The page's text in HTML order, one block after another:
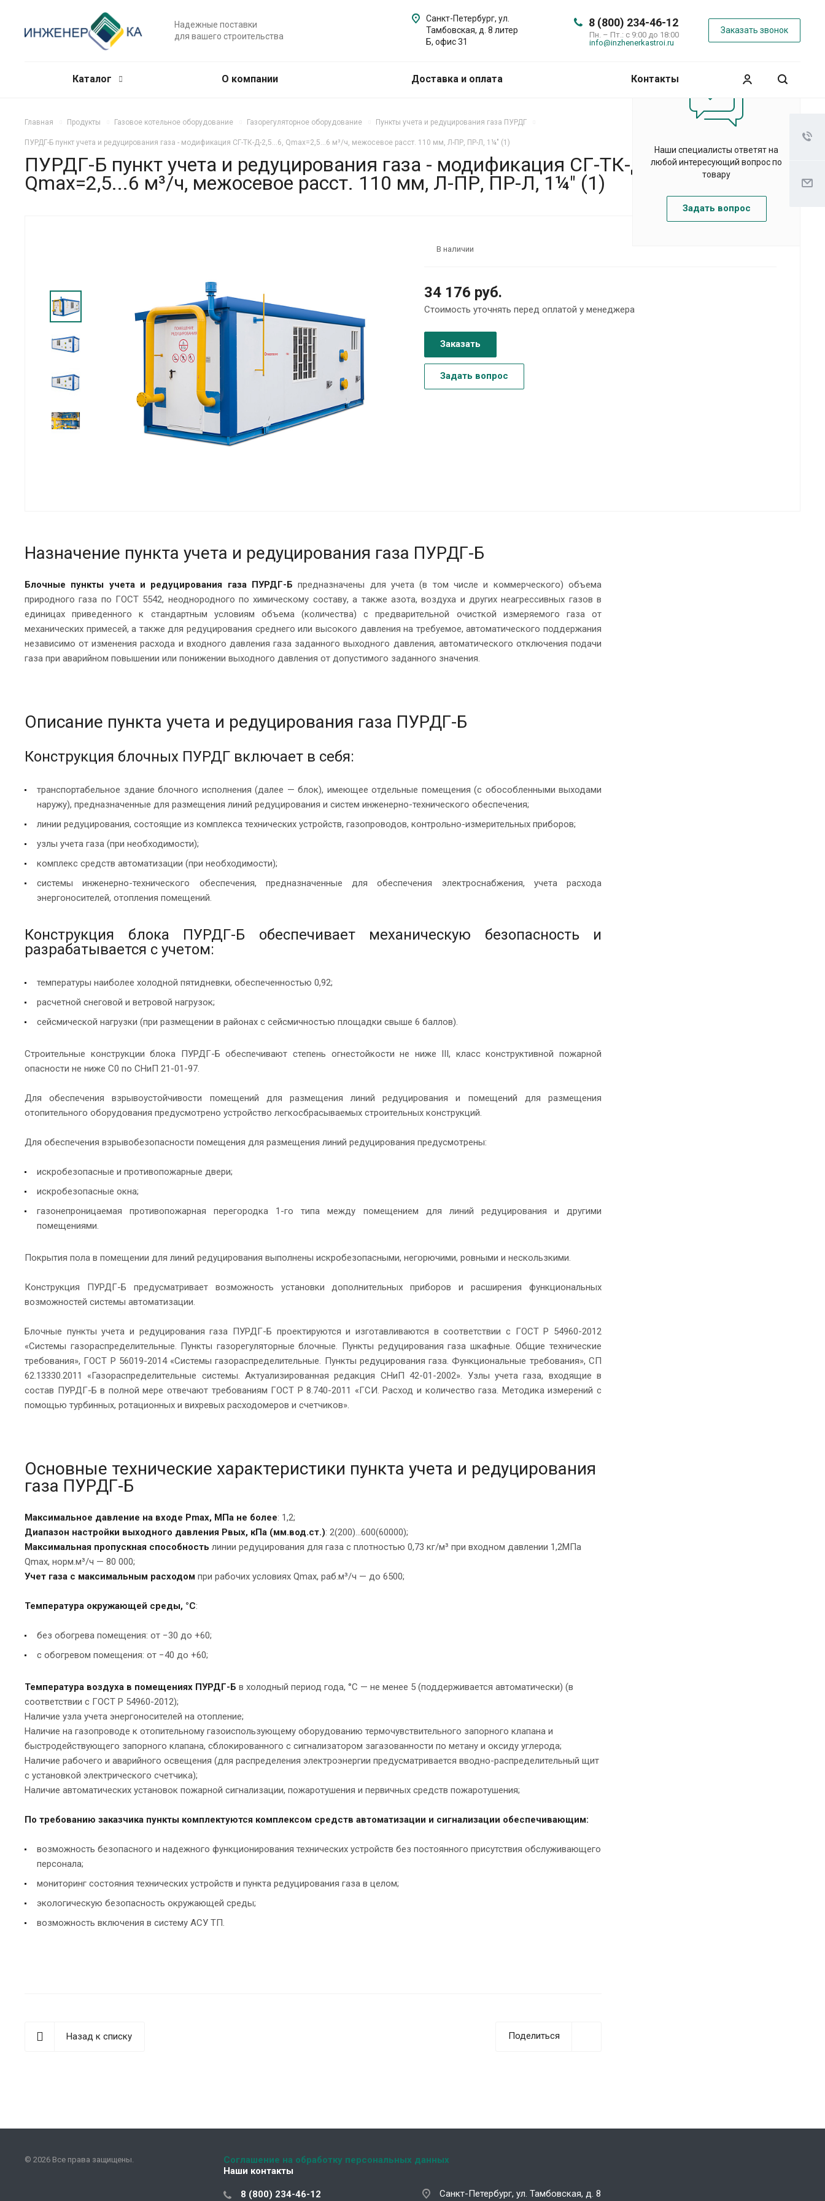
Надежные поставки
для вашего строительства
8 (800) 234-46-12
Пн. – Пт.: с 9:00 до 18:00
info@inzhenerkastroi.ru
Заказать звонок
Санкт-Петербург, ул.
Тамбовская, д. 8 литер
Б, офис 31
Каталог О компании Доставка и оплата Контакты
Главная Продукты Газовое котельное оборудование Газорегуляторное оборудование Пункты учета и редуцирования газа ПУРДГ
ПУРДГ-Б пункт учета и редуцирования газа - модификация СГ-ТК-Д-2,5...6, Qmax=2,5...6 м³/ч, межосевое расст. 110 мм, Л-ПР, ПР-Л, 1¼" (1)
ПУРДГ-Б пункт учета и редуцирования газа - модификация СГ-ТК-Д-2,5...6,
Qmax=2,5...6 м³/ч, межосевое расст. 110 мм, Л-ПР, ПР-Л, 1¼" (1)
В наличии
34 176 руб.
Стоимость уточнять перед оплатой у менеджера
Заказать
Задать вопрос
Назначение пункта учета и редуцирования газа ПУРДГ-Б
Блочные пункты учета и редуцирования газа ПУРДГ-Б предназначены для учета (в том числе и коммерческого) объема
природного газа по ГОСТ 5542, неоднородного по химическому составу, а также азота, воздуха и других неагрессивных газов в
единицах приведенного к стандартным условиям объема (количества) с предварительной очисткой измеряемого газа от
механических примесей, а также для редуцирования среднего или высокого давления на требуемое, автоматического поддержания
независимо от изменения расхода и входного давления газа заданного выходного давления, автоматического отключения подачи
газа при аварийном повышении или понижении выходного давления от допустимого заданного значения.
Описание пункта учета и редуцирования газа ПУРДГ-Б
Конструкция блочных ПУРДГ включает в себя:
транспортабельное здание блочного исполнения (далее — блок), имеющее отдельные помещения (с обособленными выходами
наружу), предназначенные для размещения линий редуцирования и систем инженерно-технического обеспечения;
линии редуцирования, состоящие из комплекса технических устройств, газопроводов, контрольно-измерительных приборов;
узлы учета газа (при необходимости);
комплекс средств автоматизации (при необходимости);
системы инженерно-технического обеспечения, предназначенные для обеспечения электроснабжения, учета расхода
энергоносителей, отопления помещений.
Конструкция блока ПУРДГ-Б обеспечивает механическую безопасность и
разрабатывается с учетом:
температуры наиболее холодной пятидневки, обеспеченностью 0,92;
расчетной снеговой и ветровой нагрузок;
сейсмической нагрузки (при размещении в районах с сейсмичностью площадки свыше 6 баллов).
Строительные конструкции блока ПУРДГ-Б обеспечивают степень огнестойкости не ниже III, класс конструктивной пожарной
опасности не ниже С0 по СНиП 21-01-97.
Для обеспечения взрывоустойчивости помещений для размещения линий редуцирования и помещений для размещения
отопительного оборудования предусмотрено устройство легкосбрасываемых строительных конструкций.
Для обеспечения взрывобезопасности помещения для размещения линий редуцирования предусмотрены:
искробезопасные и противопожарные двери;
искробезопасные окна;
газонепроницаемая противопожарная перегородка 1-го типа между помещением для линий редуцирования и другими
помещениями.
Покрытия пола в помещении для линий редуцирования выполнены искробезопасными, негорючими, ровными и нескользкими.
Конструкция ПУРДГ-Б предусматривает возможность установки дополнительных приборов и расширения функциональных
возможностей системы автоматизации.
Блочные пункты учета и редуцирования газа ПУРДГ-Б проектируются и изготавливаются в соответствии с ГОСТ Р 54960-2012
«Системы газораспределительные. Пункты газорегуляторные блочные. Пункты редуцирования газа шкафные. Общие технические
требования», ГОСТ Р 56019-2014 «Системы газораспределительные. Пункты редуцирования газа. Функциональные требования», СП
62.13330.2011 «Газораспределительные системы. Актуализированная редакция СНиП 42-01-2002». Узлы учета газа, входящие в
состав ПУРДГ-Б в полной мере отвечают требованиям ГОСТ Р 8.740-2011 «ГСИ. Расход и количество газа. Методика измерений с
помощью турбинных, ротационных и вихревых расходомеров и счетчиков».
Основные технические характеристики пункта учета и редуцирования
газа ПУРДГ-Б
Максимальное давление на входе Рmax, МПа не более: 1,2;
Диапазон настройки выходного давления Рвых, кПа (мм.вод.ст.): 2(200)...600(60000);
Максимальная пропускная способность линии редуцирования для газа с плотностью 0,73 кг/м³ при входном давлении 1,2МПа
Qmax, норм.м³/ч — 80 000;
Учет газа с максимальным расходом при рабочих условиях Qmax, раб.м³/ч — до 6500;
Температура окружающей среды, °С:
без обогрева помещения: от −30 до +60;
с обогревом помещения: от −40 до +60;
Температура воздуха в помещениях ПУРДГ-Б в холодный период года, °С — не менее 5 (поддерживается автоматически) (в
соответствии с ГОСТ Р 54960-2012);
Наличие узла учета энергоносителей на отопление;
Наличие на газопроводе к отопительному газоиспользующему оборудованию термочувствительного запорного клапана и
быстродействующего запорного клапана, сблокированного с сигнализатором загазованности по метану и оксиду углерода;
Наличие рабочего и аварийного освещения (для распределения электроэнергии предусматривается вводно-распределительный щит
с установкой электрического счетчика);
Наличие автоматических установок пожарной сигнализации, пожаротушения и первичных средств пожаротушения;
По требованию заказчика пункты комплектуются комплексом средств автоматизации и сигнализации обеспечивающим:
возможность безопасного и надежного функционирования технических устройств без постоянного присутствия обслуживающего
персонала;
мониторинг состояния технических устройств и пункта редуцирования газа в целом;
экологическую безопасность окружающей среды;
возможность включения в систему АСУ ТП.
Наши специалисты ответят на
любой интересующий вопрос по
товару
Задать вопрос
Поделиться
Назад к списку
© 2026 Все права защищены.
Соглашение на обработку персональных данных
Наши контакты
8 (800) 234-46-12
Санкт-Петербург, ул. Тамбовская, д. 8